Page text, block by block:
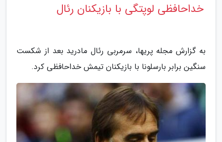
خداحافظی لوپتگی با بازیکنان رئال
به گزارش مجله پریها، سرمربی رئال مادرید بعد از شکست
سنگین برابر بارسلونا با بازیکنان تیمش خداحافظی کرد.